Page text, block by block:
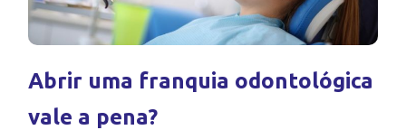
Abrir uma franquia odontológica
vale a pena?